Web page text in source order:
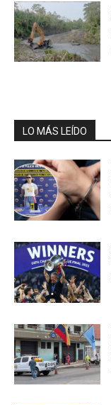
LO MÁS LEÍDO